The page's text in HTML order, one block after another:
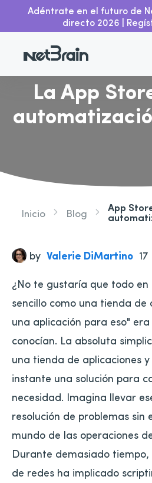
Adéntrate en el futuro de
directo 2026 |
Regresa
La App
Inicio Blog App
by Valerie DiMartino
¿No te gustaría que todo
sencillo como una tienda de
una aplicación para eso"
conocían. La absoluta
una tienda de aplicaciones
instante una solución para
necesidad. Imagina llevar
resolución de problemas sin
mundo de las operaciones
Durante demasiado
de redes ha implicado